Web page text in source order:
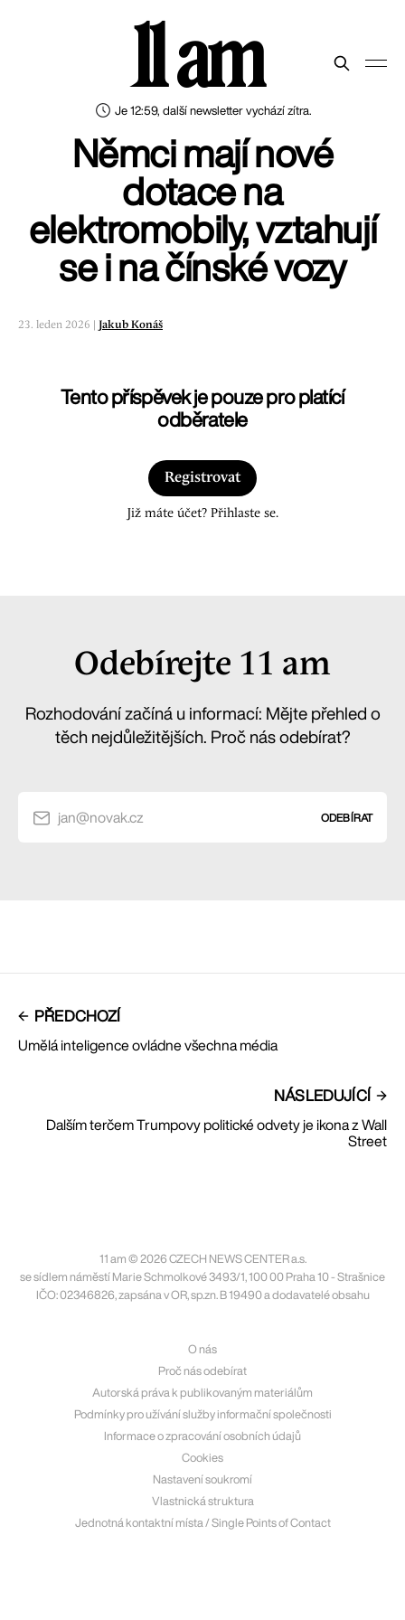
Je 12:59, další newsletter vychází zítra.
11 am
Němci mají nové
dotace na
elektromobily, vztahují
se i na čínské vozy
23. leden 2026 | Jakub Konáš
Tento příspěvek je pouze pro platící
odběratele
Registrovat
Již máte účet? Přihlaste se.
Odebírejte 11 am
Rozhodování začíná u informací: Mějte přehled o
těch nejdůležitějších. Proč nás odebírat?
jan@novak.cz ODEBÍRAT
PŘEDCHOZÍ
Umělá inteligence ovládne všechna média
NÁSLEDUJÍCÍ
Dalším terčem Trumpovy politické odvety je ikona z Wall
Street
11 am © 2026 CZECH NEWS CENTER a.s.
se sídlem náměstí Marie Schmolkové 3493/1, 100 00 Praha 10 - Strašnice
IČO: 02346826, zapsána v OR, sp.zn. B 19490 a dodavatelé obsahu
O nás
Proč nás odebírat
Autorská práva k publikovaným materiálům
Podmínky pro užívání služby informační společnosti
Informace o zpracování osobních údajů
Cookies
Nastavení soukromí
Vlastnická struktura
Jednotná kontaktní místa / Single Points of Contact